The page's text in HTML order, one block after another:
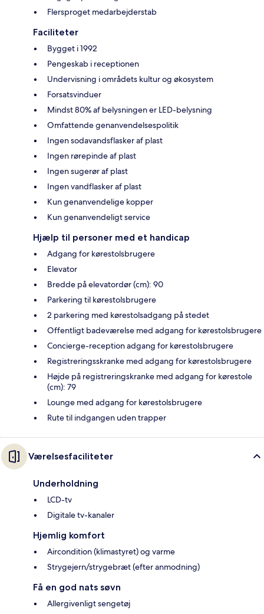
Flersproget medarbejderstab
Faciliteter
Bygget i 1992
Pengeskab i receptionen
Undervisning i områdets kultur og økosystem
Forsatsvinduer
Mindst 80% af belysningen er LED-belysning
Omfattende genanvendelsespolitik
Ingen sodavandsflasker af plast
Ingen rørepinde af plast
Ingen sugerør af plast
Ingen vandflasker af plast
Kun genanvendelige kopper
Kun genanvendeligt service
Hjælp til personer med et handicap
Adgang for kørestolsbrugere
Elevator
Bredde på elevatordør (cm): 90
Parkering til kørestolsbrugere
2 parkering med kørestolsadgang på stedet
Offentligt badeværelse med adgang for kørestolsbrugere
Concierge-reception adgang for kørestolsbrugere
Registreringsskranke med adgang for kørestolsbrugere
Højde på registreringskranke med adgang for kørestole
(cm): 79
Lounge med adgang for kørestolsbrugere
Rute til indgangen uden trapper
Værelsesfaciliteter
Underholdning
LCD-tv
Digitale tv-kanaler
Hjemlig komfort
Aircondition (klimastyret) og varme
Strygejern/strygebræt (efter anmodning)
Få en god nats søvn
Allergivenligt sengetøj